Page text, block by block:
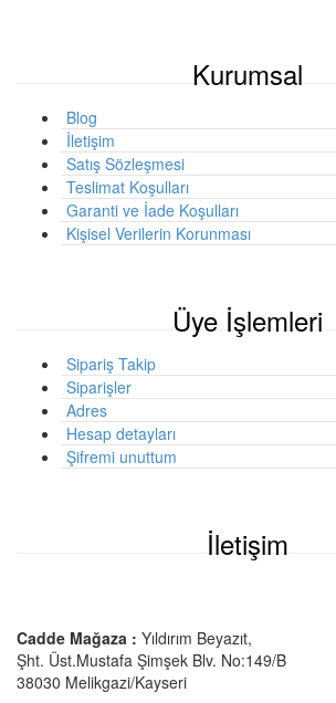
Kurumsal
Blog
İletişim
Satış Sözleşmesi
Teslimat Koşulları
Garanti ve İade Koşulları
Kişisel Verilerin Korunması
Üye İşlemleri
Sipariş Takip
Siparişler
Adres
Hesap detayları
Şifremi unuttum
İletişim
Cadde Mağaza : Yıldırım Beyazıt,
Şht. Üst.Mustafa Şimşek Blv. No:149/B
38030 Melikgazi/Kayseri